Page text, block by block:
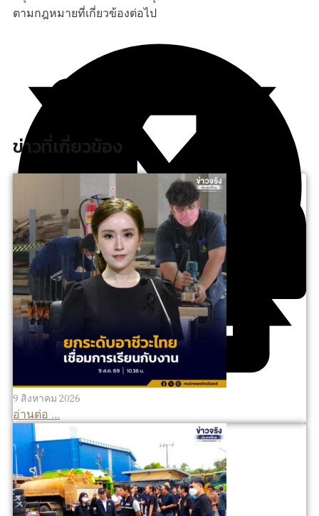
ตามกฎหมายที่เกี่ยวข้องต่อไป
ข่าวที่เกี่ยวข้อง
9 สิงหาคม 2026
อ่านต่อ ...